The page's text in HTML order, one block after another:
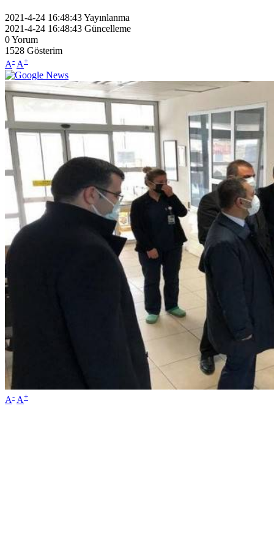
2021-4-24 16:48:43Yayınlanma
2021-4-24 16:48:43 Güncelleme
0Yorum
1528 Gösterim
A- A+
A- A+